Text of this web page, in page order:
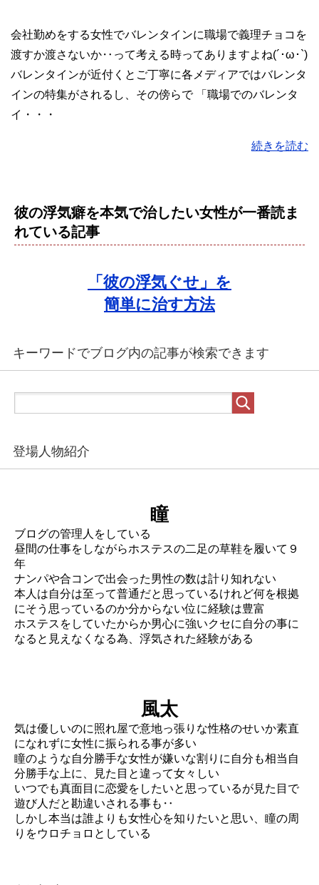
会社勤めをする女性でバレンタインに職場で義理チョコを
渡すか渡さないか‥って考える時ってありますよね(´･ω･`)
バレンタインが近付くとご丁寧に各メディアではバレンタ
インの特集がされるし、その傍らで 「職場でのバレンタ
イ・・・
続きを読む
彼の浮気癖を本気で治したい女性が一番読ま
れている記事
「彼の浮気ぐせ」を
簡単に治す方法
キーワードでブログ内の記事が検索できます
登場人物紹介
瞳
ブログの管理人をしている
昼間の仕事をしながらホステスの二足の草鞋を履いて９
年
ナンパや合コンで出会った男性の数は計り知れない
本人は自分は至って普通だと思っているけれど何を根拠
にそう思っているのか分からない位に経験は豊富
ホステスをしていたからか男心に強いクセに自分の事に
なると見えなくなる為、浮気された経験がある
風太
気は優しいのに照れ屋で意地っ張りな性格のせいか素直
になれずに女性に振られる事が多い
瞳のような自分勝手な女性が嫌いな割りに自分も相当自
分勝手な上に、見た目と違って女々しい
いつでも真面目に恋愛をしたいと思っているが見た目で
遊び人だと勘違いされる事も‥
しかし本当は誰よりも女性心を知りたいと思い、瞳の周
りをウロチョロとしている